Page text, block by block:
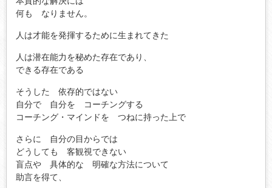
何も なりません。
人は才能を発揮するために生まれてきた
人は潜在能力を秘めた存在であり、
できる存在である
そうした 依存的ではない
自分で 自分を コーチングする
コーチング・マインドを つねに持った上で
さらに 自分の目からでは
どうしても 客観視できない
盲点や 具体的な 明確な方法について
助言を得て、